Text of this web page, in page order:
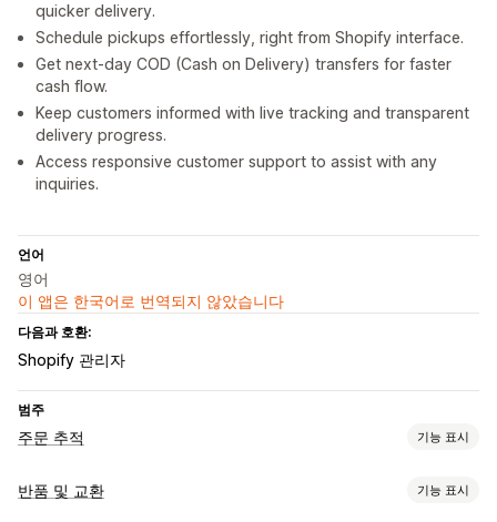
quicker delivery.
Schedule pickups effortlessly, right from Shopify interface.
Get next-day COD (Cash on Delivery) transfers for faster
cash flow.
Keep customers informed with live tracking and transparent
delivery progress.
Access responsive customer support to assist with any
inquiries.
언어
영어
이 앱은 한국어로 번역되지 않았습니다
다음과 호환:
Shopify 관리자
범주
주문 추적 기능 표시
추적
반품 및 교환 기능 표시